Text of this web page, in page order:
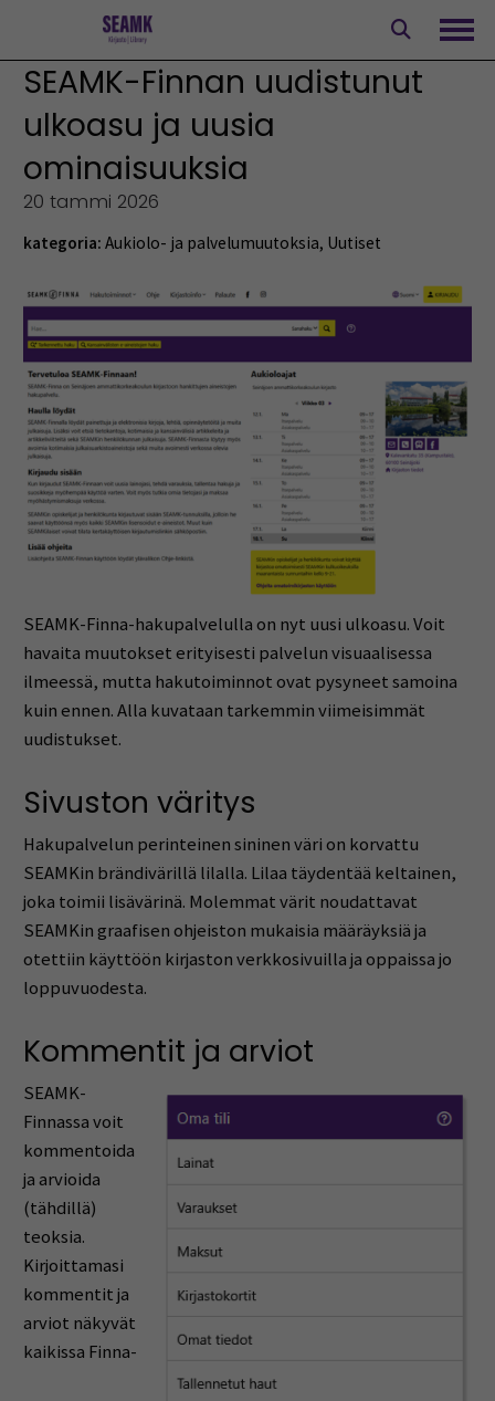
SEAMK-Finnan uudistunut
ulkoasu ja uusia
ominaisuuksia
20 tammi 2026
kategoria: Aukiolo- ja palvelumuutoksia, Uutiset
SEAMK-Finna-hakupalvelulla on nyt uusi ulkoasu. Voit
havaita muutokset erityisesti palvelun visuaalisessa
ilmeessä, mutta hakutoiminnot ovat pysyneet samoina
kuin ennen. Alla kuvataan tarkemmin viimeisimmät
uudistukset.
Sivuston väritys
Hakupalvelun perinteinen sininen väri on korvattu
SEAMKin brändivärillä lilalla. Lilaa täydentää keltainen,
joka toimii lisävärinä. Molemmat värit noudattavat
SEAMKin graafisen ohjeiston mukaisia määräyksiä ja
otettiin käyttöön kirjaston verkkosivuilla ja oppaissa jo
loppuvuodesta.
Kommentit ja arviot
SEAMK-
Finnassa voit
kommentoida
ja arvioida
(tähdillä)
teoksia.
Kirjoittamasi
kommentit ja
arviot näkyvät
kaikissa Finna-